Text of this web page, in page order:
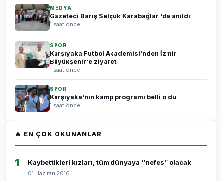
MEDYA
Gazeteci Barış Selçuk Karabağlar ‘da anıldı
1 saat önce
SPOR
Karşıyaka Futbol Akademisi'nden İzmir
Büyükşehir'e ziyaret
1 saat önce
SPOR
Karşıyaka'nın kamp programı belli oldu
1 saat önce
🔥 EN ÇOK OKUNANLAR
1 Kaybettikleri kızları, tüm dünyaya ‘’nefes’’ olacak
01 Haziran 2016